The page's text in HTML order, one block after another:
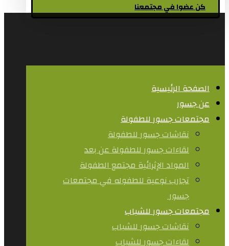
كن عضوا في مجتمعنا
الصفحة الرئيسية
عن جسور
مجتمعات جسور للطفولة
نقاشات جسور للطفولة
لقاءات جسور للطفولة عن بعد
المواد الإثرائية مجتمع الطفولة
تجارب نوعية للطفوله في مجتمعات
جسور ​
مجتمعات جسور للشباب
نقاشات جسور للشباب
لقاءات جسور للشباب